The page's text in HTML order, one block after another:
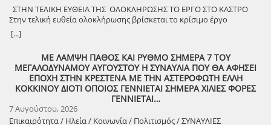
ΣΤΗΝ ΤΕΛΙΚΗ ΕΥΘΕΙΑ ΤΗΣ ΟΛΟΚΛΗΡΩΣΗΣ ΤΟ ΕΡΓΟ ΣΤΟ ΚΑΣΤΡΟ
Στην τελική ευθεία ολοκλήρωσης βρίσκεται το κρίσιμο έργο
αποκατάστασης της κατολίσθησης στην Τ.Κ. Κάστρου,
προϋπολογισμού 1,25 εκατομμυρίων ευρώ. Έπειτα από αυτοψία που
Λέντζας, μαζί με κλιμάκιο της Τεχνικής Υπηρεσίας και εκπροσώπους
της δημοτικής αρχής, διαπιστώθηκε πως οι παρεμβάσεις προχωρούν
άμεσα και αυστηρά εντός των χρονοδιαγραμμάτων. ​Το έργο
χρηματοδοτείται από το Εθνικό Πρόγραμμα Ανάπτυξης και στο
πλαίσιο των εξειδικευμένων εργασιών πραγματοποιήθηκαν
εκσκαφές για την απομάκρυνση των χαλαρών εδαφών,
κατασκευάστηκε ισχυρός τοίχος αντιστήριξης και τοποθετήθηκε
[...]
ΜΕ ΛΑΜΨΗ ΠΑΘΟΣ ΚΑΙ ΡΥΘΜΟ ΣΗΜΕΡΑ 7 ΤΟΥ
ΜΕΓΑΛΟΔΥΝΑΜΟΥ ΑΥΓΟΥΣΤΟΥ Η ΣΥΝΑΥΛΙΑ ΠΟΥ ΘΑ ΑΦΗΣΕΙ
ΕΠΟΧΗ ΣΤΗΝ ΚΡΕΣΤΕΝΑ ΜΕ ΤΗΝ ΑΣΤΕΡΟΦΩΤΗ ΕΛΛΗ
ΚΟΚΚΙΝΟΥ ΔΙΟΤΙ ΟΠΟΙΟΣ ΓΕΝΝΙΕΤΑΙ ΣΗΜΕΡΑ ΧΙΛΙΕΣ ΦΟΡΕΣ
ΓΕΝΝΙΕΤΑΙ…
7 Αυγούστου, 2026
Επικαιρότητα / Ηλεία / Κοινωνία / Πολιτισμός / ΣΥΝΑΥΛΙΕΣ